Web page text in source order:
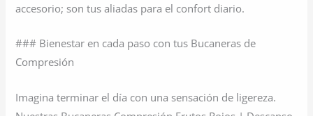
accesorio; son tus aliadas para el confort diario.
### Bienestar en cada paso con tus Bucaneras de
Compresión
Imagina terminar el día con una sensación de ligereza.